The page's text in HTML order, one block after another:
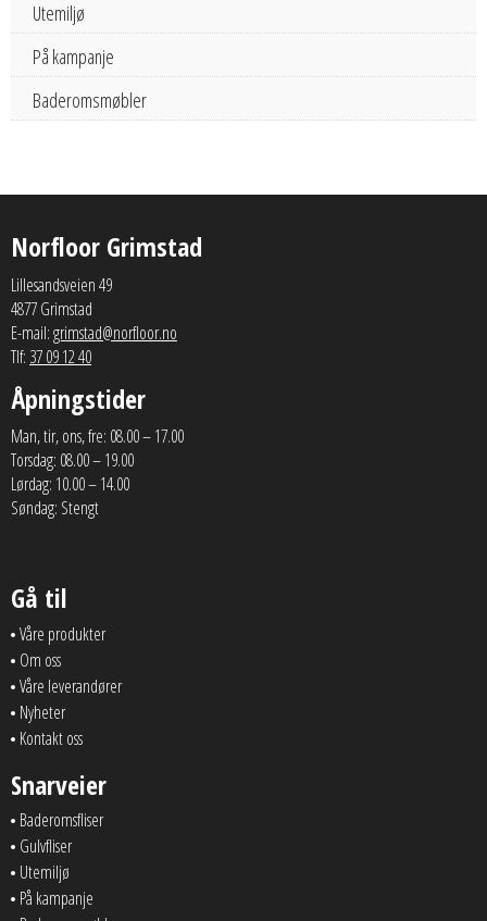
Utemiljø
På kampanje
Baderomsmøbler
Norfloor Grimstad
Lillesandsveien 49
4877 Grimstad
E-mail:grimstad@norfloor.no
Tlf: 37 09 12 40
Åpningstider
Man, tir, ons, fre: 08.00 – 17.00
Torsdag: 08.00 – 19.00
Lørdag: 10.00 – 14.00
Søndag: Stengt
Gå til
Våre produkter
Om oss
Våre leverandører
Nyheter
Kontakt oss
Snarveier
Baderomsfliser
Gulvfliser
Utemiljø
På kampanje